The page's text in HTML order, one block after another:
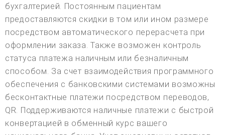
бухгалтерией. Постоянным пациентам
предоставляются скидки в том или ином размере
посредством автоматического перерасчета при
оформлении заказа. Также возможен контроль
статуса платежа наличным или безналичным
способом. За счет взаимодействия программного
обеспечения с банковскими системами возможны
бесконтактные платежи посредством переводов,
QR. Поддерживаются наличные платежи с быстрой
конвертацией в обменный курс вашего